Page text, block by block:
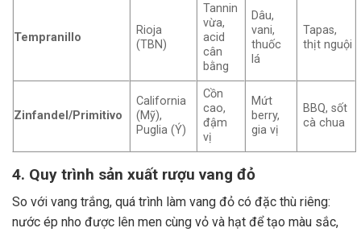
Tempranillo
Rioja
(TBN)
Tannin
vừa,
acid
cân
bằng
Dâu,
vani,
thuốc
lá
Tapas,
thịt nguội
Zinfandel/Primitivo
California
(Mỹ),
Puglia (Ý)
Cồn
cao,
đậm
vị
Mứt
berry,
gia vị
BBQ, sốt
cà chua
4. Quy trình sản xuất rượu vang đỏ
So với vang trắng, quá trình làm vang đỏ có đặc thù riêng:
nước ép nho được lên men cùng vỏ và hạt để tạo màu sắc,